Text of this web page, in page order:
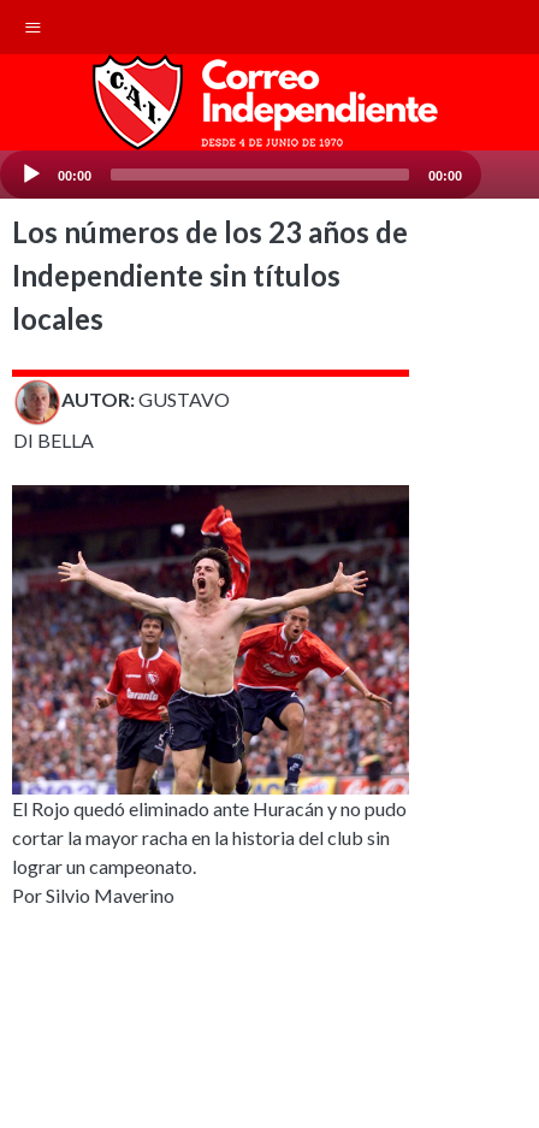
Reproductor
de
audio
00:00 00:00
Los números de los 23 años de
Independiente sin títulos
locales
AUTOR:GUSTAVO
DI BELLA
El Rojo quedó eliminado ante Huracán y no pudo
cortar la mayor racha en la historia del club sin
lograr un campeonato.
Por Silvio Maverino